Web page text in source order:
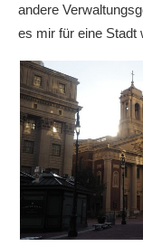
andere
es mir für eine Stadt